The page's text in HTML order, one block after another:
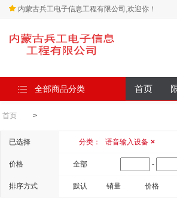
内蒙古兵工电子信息工程有限公司,欢迎你！
全部商品分类 首页
首页 >
已选择 分类： 语音输入设备 ×
价格 全部 -
排序方式 默认 销量 价格